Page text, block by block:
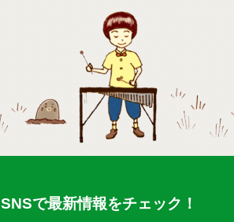
SNSで最新情報をチェック！